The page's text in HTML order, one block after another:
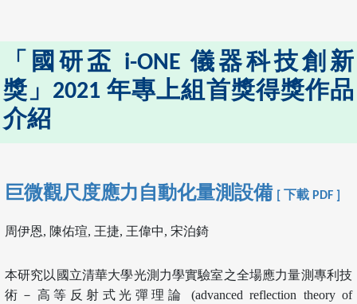
「國研盃 i-ONE 儀器科技創新
獎」2021 年專上組首獎得獎作品
介紹
巨微觀尺度應力自動化量測設備 [ 下載 PDF ]
周伊恩, 陳佑瑄, 王捷, 王偉中, 宋泊錡
本研究以國立清華大學光測力學實驗室之全場應力量測專利技
術－高等反射式光彈理論 (advanced reflection theory of